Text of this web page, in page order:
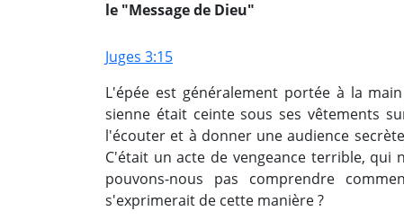
le "Message de Dieu"
Juges 3:15
L'épée est généralement portée à la
sienne était ceinte sous ses vêtements
l'écouter et à donner une audience
C'était un acte de vengeance terrible,
pouvons-nous pas comprendre
s'exprimerait de cette manière ?